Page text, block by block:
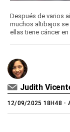
Después de varios
muchos altibajos se
ellas tiene cáncer
Judith
12/09/2025 18H48 -